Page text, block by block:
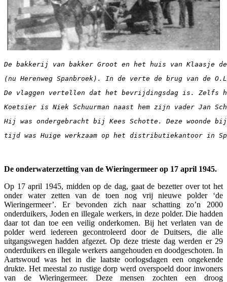
De bakkerij van bakker Groot en het huis van Klaasje
(nu Herenweg Spanbroek). In de verte de brug van de
De vlaggen vertellen dat het bevrijdingsdag is. Zelfs
Koetsier is Niek Schuurman naast hem zijn vader Jan
Hij was ondergebracht bij Kees Schotte. Deze woonde
tijd was Huige werkzaam op het distributiekantoor in
De onderwaterzetting van de Wieringermeer op 17 april 1945.
Op 17 april 1945, midden op de dag, gaat de bezetter over tot het
onder water zetten van de toen nog vrij nieuwe polder ‘de
Wieringermeer’. Er bevonden zich naar schatting zo’n 2000
onderduikers, Joden en illegale werkers, in deze polder. Die hadden
daar tot dan toe een veilig onderkomen. Bij het verlaten van de
polder werd iedereen gecontroleerd door de Duitsers, die alle
uitgangswegen hadden afgezet. Op deze trieste dag werden er 29
onderduikers en illegale werkers aangehouden en doodgeschoten. In
Aartswoud was het in die laatste oorlogsdagen een ongekende
drukte. Het meestal zo rustige dorp werd overspoeld door inwoners
van de Wieringermeer. Deze mensen zochten een droog